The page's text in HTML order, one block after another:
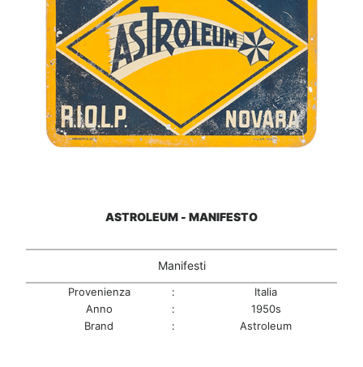
ASTROLEUM - MANIFESTO
Manifesti
Provenienza :
Italia
Anno
:
1950s
Brand
: Astroleum